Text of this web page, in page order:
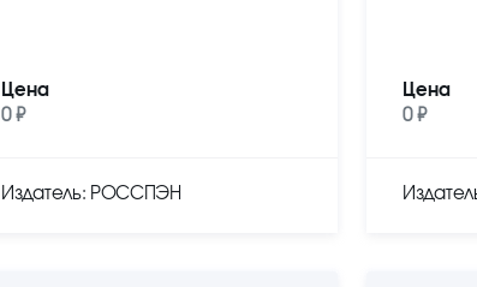
Цена
0 ₽
Издатель: РОССПЭН
Цена
0 ₽